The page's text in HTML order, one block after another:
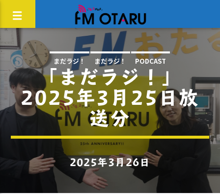
まだラジ！ まだラジ！ PODCAST
「まだラジ！」
2025年3月25日放
送分
2025年3月26日